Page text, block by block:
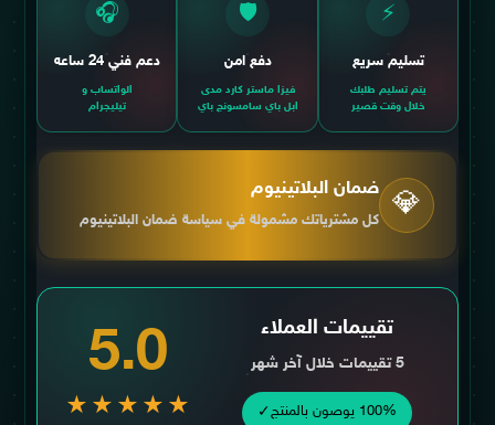
⚡
تسليم سريع
يتم تسليم طلبك
خلال وقت قصير
🛡️
دفع امن
فيزا ماستر كارد مدى
ابل باي سامسونج باي
🎧
دعم فني 24 ساعه
الواتساب و
تيليجرام
💎 ضمان البلاتينيوم
كل مشترياتك مشمولة في سياسة ضمان البلاتينيوم
تقييمات العملاء
5 تقييمات خلال آخر شهر
100% يوصون بالمنتج ✓
5.0
★★★★★